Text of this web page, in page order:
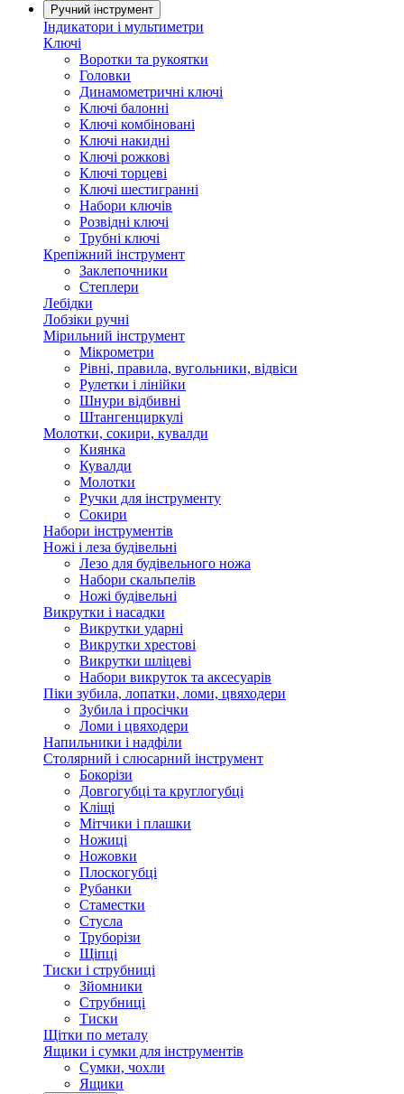
Ручний інструмент
Індикатори і мультиметри
Ключі
Воротки та рукоятки
Головки
Динамометричні ключі
Ключі балонні
Ключі комбіновані
Ключі накидні
Ключі рожкові
Ключі торцеві
Ключі шестигранні
Набори ключів
Розвідні ключі
Трубні ключі
Крепіжний інструмент
Заклепочники
Степлери
Лебідки
Лобзіки ручні
Мірильний інструмент
Мікрометри
Рівні, правила, вугольники, відвіси
Рулетки і лінійки
Шнури відбивні
Штангенциркулі
Молотки, сокири, кувалди
Киянка
Кувалди
Молотки
Ручки для інструменту
Сокири
Набори інструментів
Ножі і леза будівельні
Лезо для будівельного ножа
Набори скальпелів
Ножі будівельні
Викрутки і насадки
Викрутки ударні
Викрутки хрестові
Викрутки шліцеві
Набори викруток та аксесуарів
Піки зубила, лопатки, ломи, цвяходери
Зубила і просічки
Ломи і цвяходери
Напильники і надфіли
Столярний і слюсарний інструмент
Бокорізи
Довгогубці та круглогубці
Кліщі
Мітчики і плашки
Ножиці
Ножовки
Плоскогубці
Рубанки
Стаместки
Стусла
Труборізи
Щіпці
Тиски і струбниці
Зйомники
Струбниці
Тиски
Щітки по металу
Ящики і сумки для інструментів
Сумки, чохли
Ящики